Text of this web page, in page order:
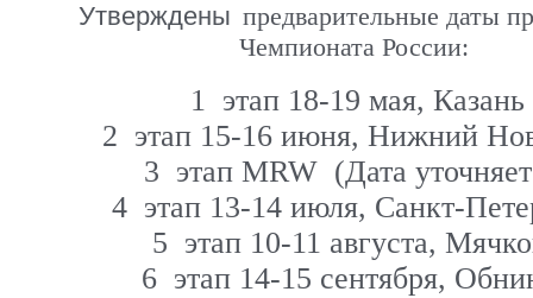
Утверждены предварительные даты
Чемпионата России:
1 этап 18-19 мая, Казань
2 этап 15-16 июня, Нижний
3 этап MRW (Дата
4 этап 13-14 июля, Санкт-
5 этап 10-11 августа,
6 этап 14-15 сентября,